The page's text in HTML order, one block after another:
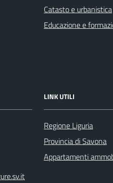
Catasto e urbanistica
Educazione e
LINK UTILI
Regione Liguria
Provincia di Savona
Appartamenti